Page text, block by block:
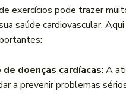
exercícios pode trazer
saúde cardiovascular.
de doenças cardíacas: A
a prevenir problemas